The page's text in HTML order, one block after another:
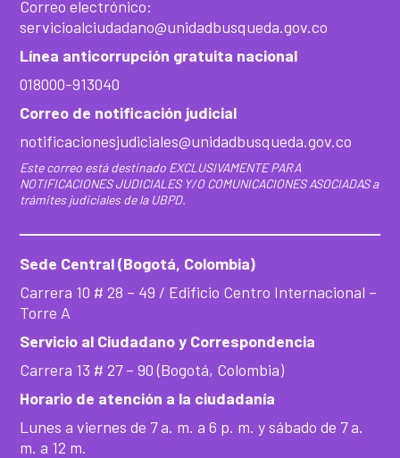
Correo electrónico:
servicioalciudadano@unidadbusqueda.gov.co
Línea anticorrupción gratuita nacional
018000-913040
Correo de notificación judicial
notificacionesjudiciales@unidadbusqueda.gov.co
Este correo está destinado EXCLUSIVAMENTE PARA
NOTIFICACIONES JUDICIALES Y/O COMUNICACIONES ASOCIADAS a
trámites judiciales de la UBPD.
Sede Central (Bogotá, Colombia)
Carrera 10 # 28 – 49 / Edificio Centro Internacional –
Torre A
Servicio al Ciudadano y Correspondencia
Carrera 13 # 27 – 90 (Bogotá, Colombia)
Horario de atención a la ciudadanía
Lunes a viernes de 7 a. m. a 6 p. m. y sábado de 7 a.
m. a 12 m.